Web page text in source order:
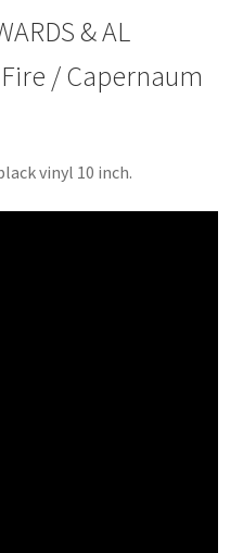
& AL
/ Capernaum
vinyl 10 inch.